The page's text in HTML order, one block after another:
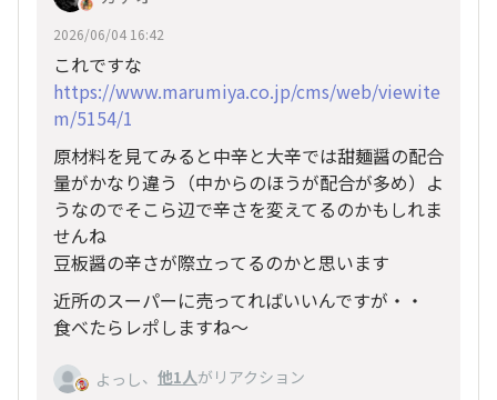
2026/06/04 16:42
これですな
https://www.marumiya.co.jp/cms/web/viewite
m/5154/1
原材料を見てみると中辛と大辛では甜麺醤の配合
量がかなり違う（中からのほうが配合が多め）よ
うなのでそこら辺で辛さを変えてるのかもしれま
せんね
豆板醤の辛さが際立ってるのかと思います
近所のスーパーに売ってればいいんですが・・
食べたらレポしますね〜
よっし、 他1人がリアクション